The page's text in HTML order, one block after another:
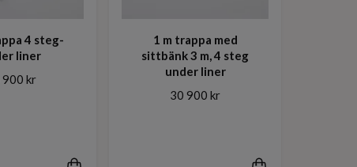
4 steg-
liner
900 kr
1 m trappa med
sittbänk 3 m, 4 steg
under liner
30 900 kr